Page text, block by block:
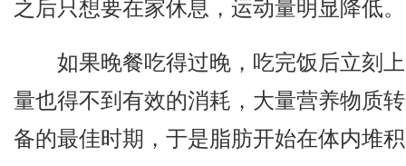
之后只想要在家休息，运动量明显降低。
如果晚餐吃得过晚，吃完饭后立刻
量也得不到有效的消耗，大量营养物质
备的最佳时期，于是脂肪开始在体内堆